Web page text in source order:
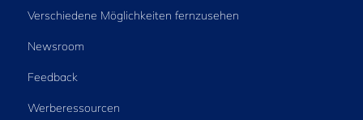
Verschiedene Möglichkeiten fernzusehen
Newsroom
Feedback
Werberessourcen